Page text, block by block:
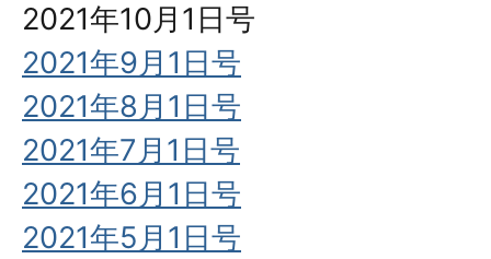
2021年10月1日号
2021年9月1日号
2021年8月1日号
2021年7月1日号
2021年6月1日号
2021年5月1日号